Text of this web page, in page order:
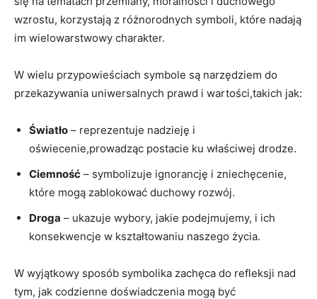
wzrostu, korzystają z różnorodnych symboli, które nadają
im wielowarstwowy charakter.
W wielu przypowieściach symbole są narzędziem do
przekazywania uniwersalnych prawd i wartości,takich jak:
Światło – reprezentuje nadzieję i
oświecenie,prowadząc postacie ku właściwej drodze.
Ciemność – symbolizuje ignorancję i zniechęcenie,
które mogą zablokować duchowy rozwój.
Droga – ukazuje wybory, jakie podejmujemy, i ich
konsekwencje w kształtowaniu naszego życia.
W wyjątkowy sposób symbolika zachęca do refleksji nad
tym, jak codzienne doświadczenia mogą być